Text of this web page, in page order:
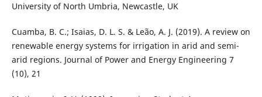
University of North Umbria, Newcastle, UK
Cuamba, B. C.; Isaias, D. L. S. & Leão, A. J. (2019). A review on
renewable energy systems for irrigation in arid and semi-
arid regions. Journal of Power and Energy Engineering 7
(10), 21